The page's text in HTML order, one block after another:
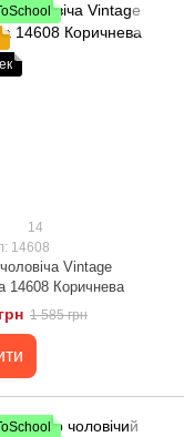
14
14608
Vintage
14608 Коричнева
1 585 грн